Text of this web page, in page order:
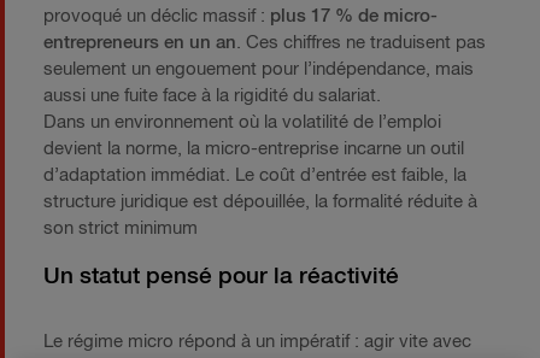
provoqué un déclic massif : plus 17 % de micro-
entrepreneurs en un an . Ces chiffres ne traduisent pas
seulement un engouement pour l’indépendance, mais
aussi une fuite face à la rigidité du salariat.
Dans un environnement où la volatilité de l’emploi
devient la norme, la micro-entreprise incarne un outil
d’adaptation immédiat. Le coût d’entrée est faible, la
structure juridique est dépouillée, la formalité réduite à
son strict minimum
Un statut pensé pour la réactivité
Le régime micro répond à un impératif : agir vite avec